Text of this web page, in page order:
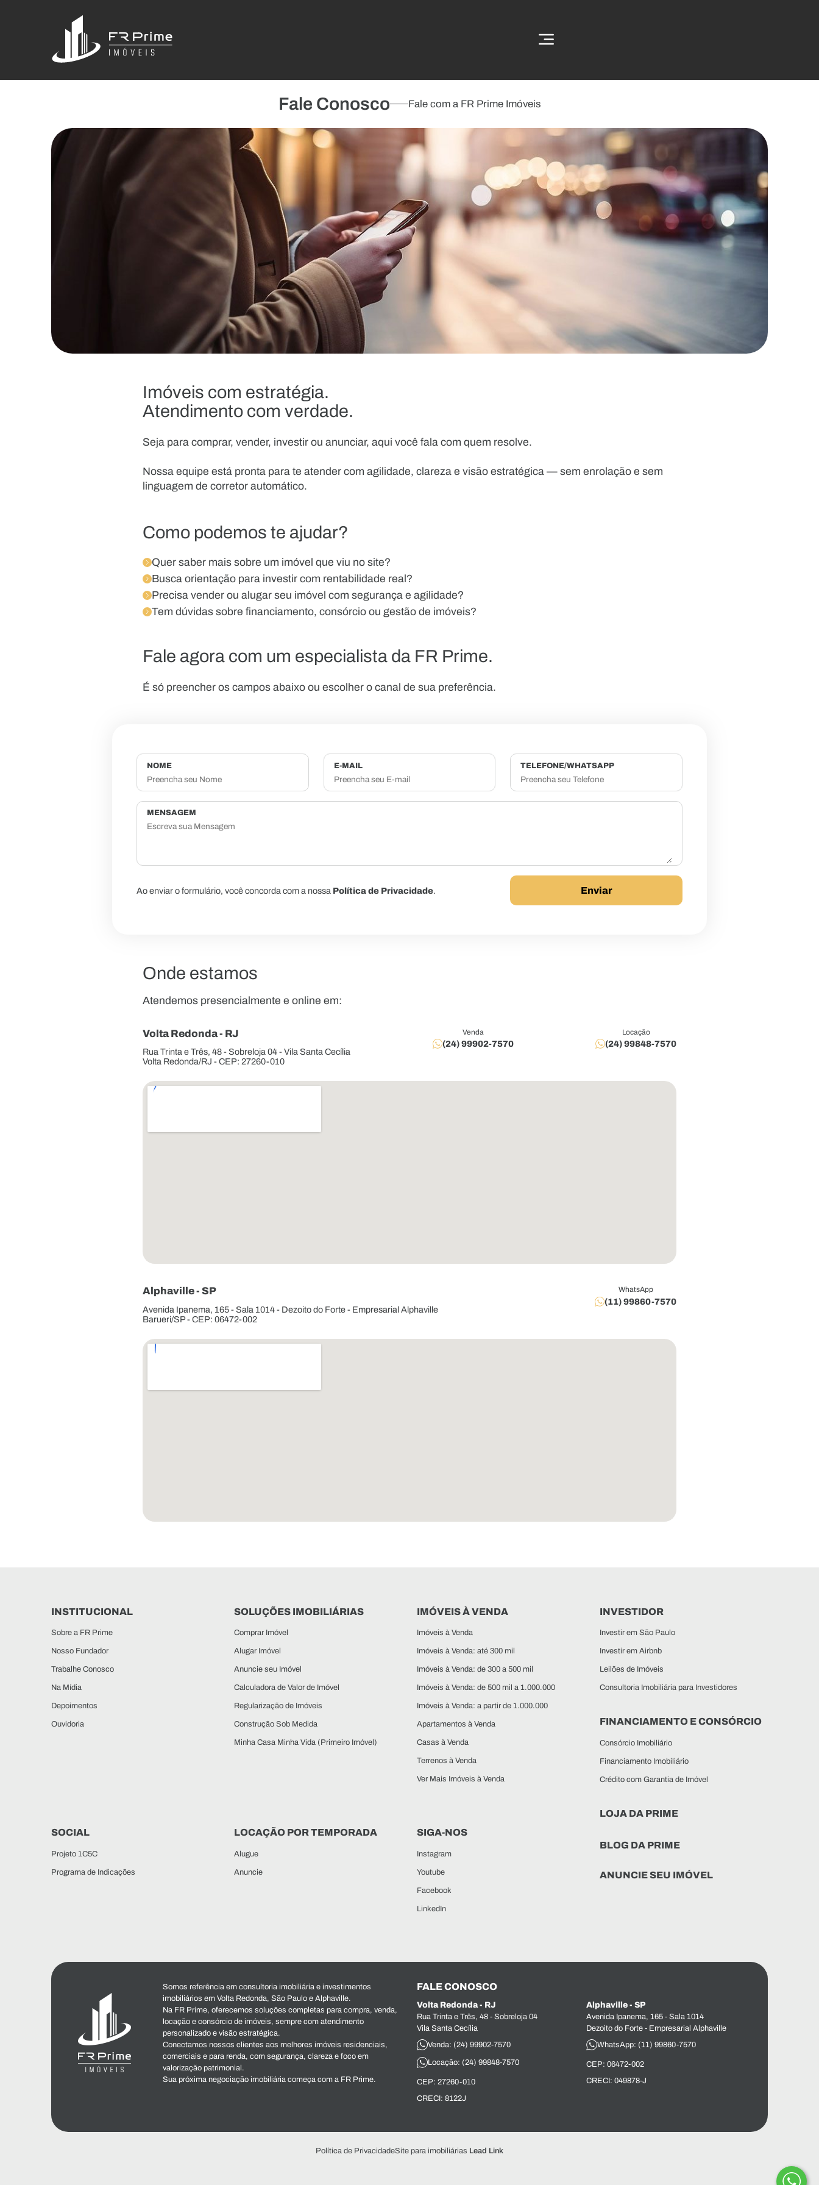
Fale Conosco Fale com a FR Prime Imóveis
Imóveis com estratégia.
Atendimento com verdade.
Seja para comprar, vender, investir ou anunciar, aqui você fala com quem resolve.
Nossa equipe está pronta para te atender com agilidade, clareza e visão estratégica — sem enrolação e sem
linguagem de corretor automático.
Como podemos te ajudar?
Quer saber mais sobre um imóvel que viu no site?
Busca orientação para investir com rentabilidade real?
Precisa vender ou alugar seu imóvel com segurança e agilidade?
Tem dúvidas sobre financiamento, consórcio ou gestão de imóveis?
Fale agora com um especialista da FR Prime.
É só preencher os campos abaixo ou escolher o canal de sua preferência.
NOME E-MAIL TELEFONE/WHATSAPP
MENSAGEM
Ao enviar o formulário, você concorda com a nossa Política de Privacidade.
Onde estamos
Atendemos presencialmente e online em:
Volta Redonda - RJ
Rua Trinta e Três, 48 - Sobreloja 04 - Vila Santa Cecília
Volta Redonda/RJ - CEP: 27260-010
Venda
(24) 99902-7570
Locação
(24) 99848-7570
Alphaville - SP
Avenida Ipanema, 165 - Sala 1014 - Dezoito do Forte - Empresarial Alphaville
Barueri/SP - CEP: 06472-002
WhatsApp
(11) 99860-7570
INSTITUCIONAL
Sobre a FR Prime
Nosso Fundador
Trabalhe Conosco
Na Mídia
Depoimentos
Ouvidoria
SOLUÇÕES IMOBILIÁRIAS
Comprar Imóvel
Alugar Imóvel
Anuncie seu Imóvel
Calculadora de Valor de Imóvel
Regularização de Imóveis
Construção Sob Medida
Minha Casa Minha Vida (Primeiro Imóvel)
IMÓVEIS À VENDA
Imóveis à Venda
Imóveis à Venda: até 300 mil
Imóveis à Venda: de 300 a 500 mil
Imóveis à Venda: de 500 mil a 1.000.000
Imóveis à Venda: a partir de 1.000.000
Apartamentos à Venda
Casas à Venda
Terrenos à Venda
Ver Mais Imóveis à Venda
SOCIAL
Projeto 1C5C
Programa de Indicações
LOCAÇÃO POR TEMPORADA
Alugue
Anuncie
SIGA-NOS
Instagram
Youtube
Facebook
LinkedIn
INVESTIDOR
Investir em São Paulo
Investir em Airbnb
Leilões de Imóveis
Consultoria Imobiliária para Investidores
FINANCIAMENTO E CONSÓRCIO
Consórcio Imobiliário
Financiamento Imobiliário
Crédito com Garantia de Imóvel
LOJA DA PRIME
BLOG DA PRIME
ANUNCIE SEU IMÓVEL
Somos referência em consultoria imobiliária e investimentos
imobiliários em Volta Redonda, São Paulo e Alphaville.
Na FR Prime, oferecemos soluções completas para compra, venda,
locação e consórcio de imóveis, sempre com atendimento
personalizado e visão estratégica.
Conectamos nossos clientes aos melhores imóveis residenciais,
comerciais e para renda, com segurança, clareza e foco em
valorização patrimonial.
Sua próxima negociação imobiliária começa com a FR Prime.
FALE CONOSCO
Volta Redonda - RJ
Rua Trinta e Três, 48 - Sobreloja 04
Vila Santa Cecília
Venda: (24) 99902-7570
Locação: (24) 99848-7570
CEP: 27260-010
CRECI: 8122J
Alphaville - SP
Avenida Ipanema, 165 - Sala 1014
Dezoito do Forte - Empresarial Alphaville
WhatsApp: (11) 99860-7570
CEP: 06472-002
CRECI: 049878-J
Política de PrivacidadeSite para imobiliárias Lead Link